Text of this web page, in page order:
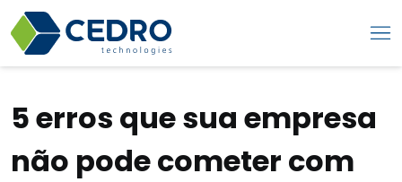
5 erros que sua empresa
não pode cometer com